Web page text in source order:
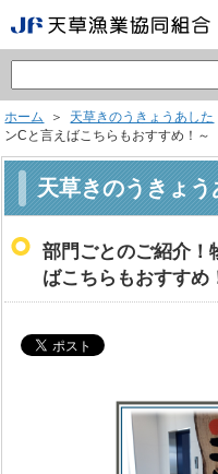
ホーム ＞ 天草きのうきょうあした
ンCと言えばこちらもおすすめ！～
天草きのうきょう
部門ごとのご紹介！
ばこちらもおすすめ